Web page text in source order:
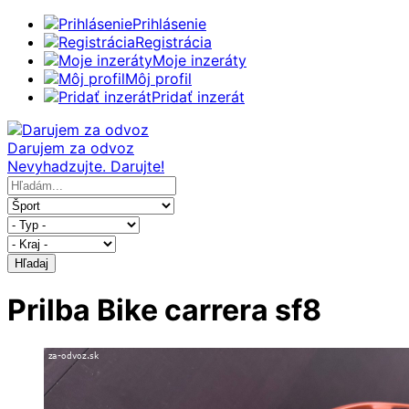
Prihlásenie
Registrácia
Moje inzeráty
Môj profil
Pridať inzerát
Darujem za odvoz
Nevyhadzujte. Darujte!
Hľadaj
Prilba Bike carrera sf8